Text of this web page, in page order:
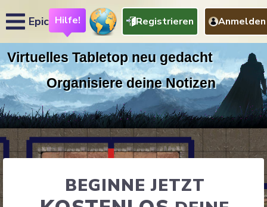
Epic Hilfe! Registrieren Anmelden
BEGINNE JETZT